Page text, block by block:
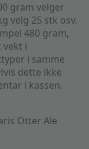
gram velger
velg 25 stk osv.
480 gram,
vekt i
i samme
dette ikke
i kassen.
Otter Ale